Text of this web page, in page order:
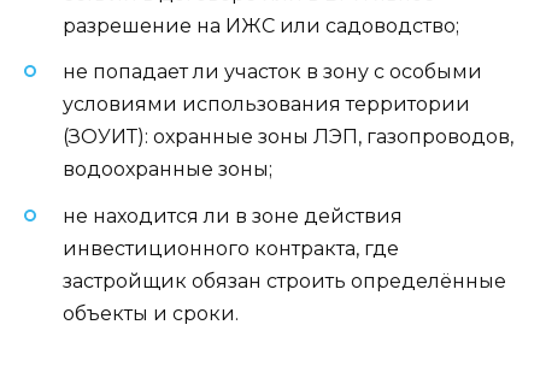
разрешение на ИЖС или садоводство;
не попадает ли участок в зону с особыми
условиями использования территории
(ЗОУИТ): охранные зоны ЛЭП, газопроводов,
водоохранные зоны;
не находится ли в зоне действия
инвестиционного контракта, где
застройщик обязан строить определённые
объекты и сроки.